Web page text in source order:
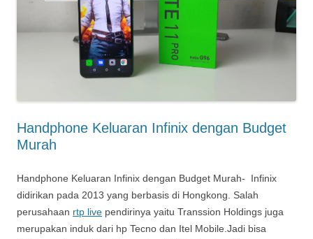
Handphone Keluaran Infinix dengan Budget
Murah
Handphone Keluaran Infinix dengan Budget Murah- Infinix
didirikan pada 2013 yang berbasis di Hongkong. Salah
perusahaan rtp live pendirinya yaitu Transsion Holdings juga
merupakan induk dari hp Tecno dan Itel Mobile.Jadi bisa